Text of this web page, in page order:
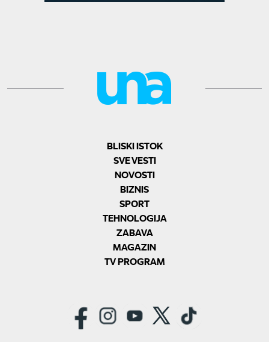
BLISKI ISTOK
SVE VESTI
NOVOSTI
BIZNIS
SPORT
TEHNOLOGIJA
ZABAVA
MAGAZIN
TV PROGRAM